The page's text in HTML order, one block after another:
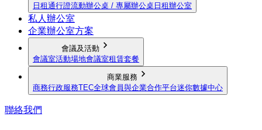
日租通行證流動辦公桌 / 專屬辦公桌 日租辦公室
私人辦公室
企業辦公室方案
會議及活動
會議室活動場地會議室租賃套餐
商業服務
商務行政服務TEC全球會員與企業合作平台迷你數據中心
聯絡我們